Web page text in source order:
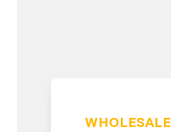
WHOLESALE